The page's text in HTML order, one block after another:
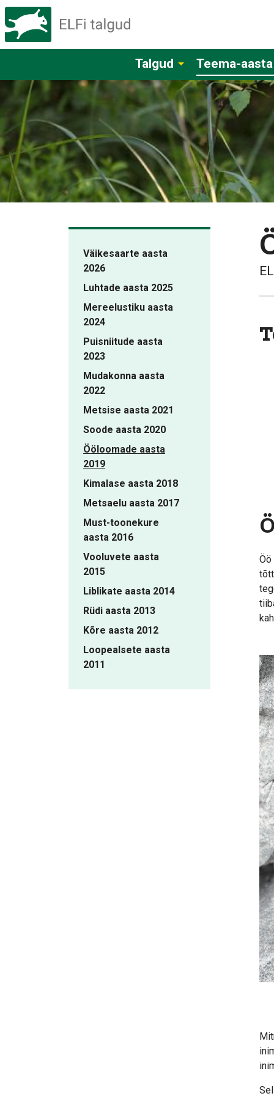
Talgud Teema-aasta
Väikesaarte aasta
2026
Luhtade aasta 2025
Mereelustiku aasta
2024
Puisniitude aasta
2023
Mudakonna aasta
2022
Metsise aasta 2021
Soode aasta 2020
Ööloomade aasta
2019
Kimalase aasta 2018
Metsaelu aasta 2017
Must-toonekure
aasta 2016
Vooluvete aasta
2015
Liblikate aasta 2014
Rüdi aasta 2013
Kõre aasta 2012
Loopealsete aasta
2011
Öö